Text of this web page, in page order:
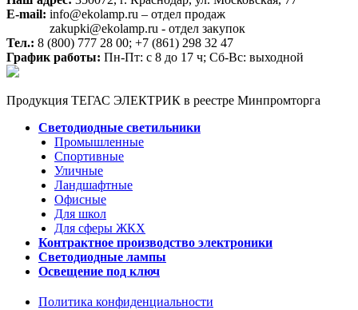
E-mail: info@ekolamp.ru – отдел продаж
zakupki@ekolamp.ru - отдел закупок
Тел.: 8 (800) 777 28 00; +7 (861) 298 32 47
График работы: Пн-Пт: с 8 до 17 ч; Сб-Вс: выходной
Продукция ТЕГАС ЭЛЕКТРИК в реестре Минпромторга
Светодиодные светильники
Промышленные
Спортивные
Уличные
Ландшафтные
Офисные
Для школ
Для сферы ЖКХ
Контрактное производство электроники
Светодиодные лампы
Освещение под ключ
Политика конфиденциальности